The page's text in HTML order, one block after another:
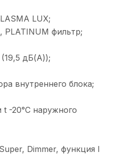
LUX;
PLATINUM фильтр;
дБ(А));
внутреннего блока;
t -20°С наружного
Dimmer, функция I